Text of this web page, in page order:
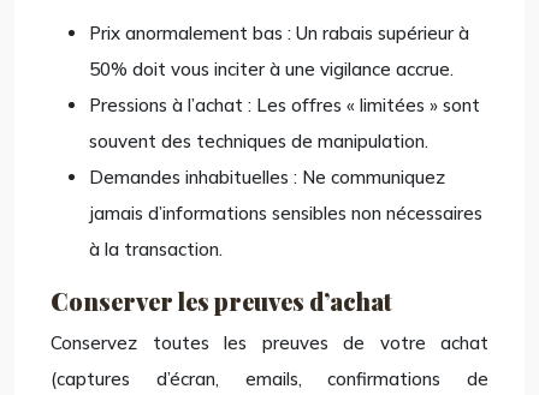
Prix anormalement bas : Un rabais supérieur à
50% doit vous inciter à une vigilance accrue.
Pressions à l’achat : Les offres « limitées » sont
souvent des techniques de manipulation.
Demandes inhabituelles : Ne communiquez
jamais d’informations sensibles non nécessaires
à la transaction.
Conserver les preuves d’achat
Conservez toutes les preuves de votre achat
(captures d’écran, emails, confirmations de